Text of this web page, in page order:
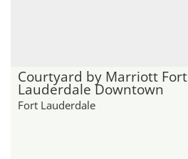
Courtyard by Marriott Fort
Lauderdale Downtown
Fort Lauderdale